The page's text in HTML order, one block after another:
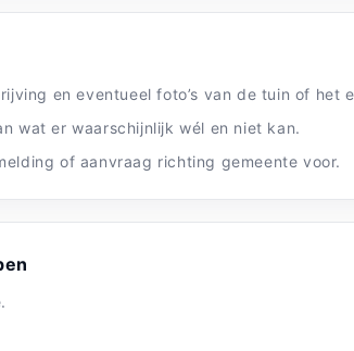
en eventueel foto’s van de tuin of het
wat er waarschijnlijk wél en niet kan.
of aanvraag richting gemeente voor.